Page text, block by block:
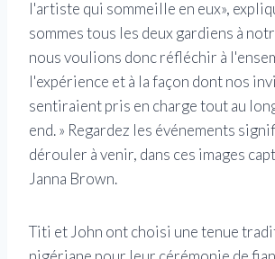
l'artiste qui sommeille en eux»,
sommes tous les deux gardiens à
nous voulions donc réfléchir à
l'expérience et à la façon dont nos
sentiraient pris en charge tout au
end. » Regardez les événements
dérouler à venir, dans ces images
Janna Brown.
Titi et John ont choisi une tenue